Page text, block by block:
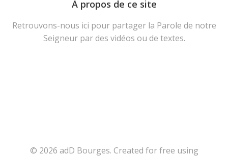
À propos de ce site
Retrouvons-nous ici pour partager la Parole de notre
Seigneur par des vidéos ou de textes.
© 2026 adD Bourges. Created for free using